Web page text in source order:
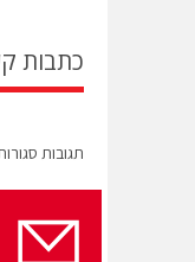
כתבות
תגובות